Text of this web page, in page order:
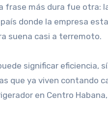
frase más dura fue otra:
país donde la empresa
suena casi a terremoto.
significar eficiencia,
que ya viven contando
en Centro